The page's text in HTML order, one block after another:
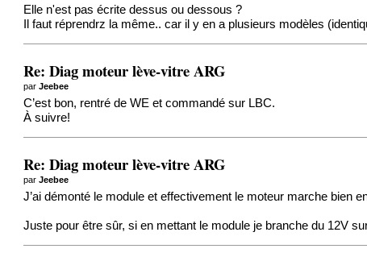
Elle n'est pas écrite dessus ou dessous ?
Il faut réprendrz la même.. car il y en a plusieurs modèles
Re: Diag moteur lève-vitre ARG
parJeebee
C’est bon, rentré de WE et commandé sur LBC.
À suivre!
Re: Diag moteur lève-vitre ARG
parJeebee
J’ai démonté le module et effectivement le moteur marche bien
Juste pour être sûr, si en mettant le module je branche du 12V